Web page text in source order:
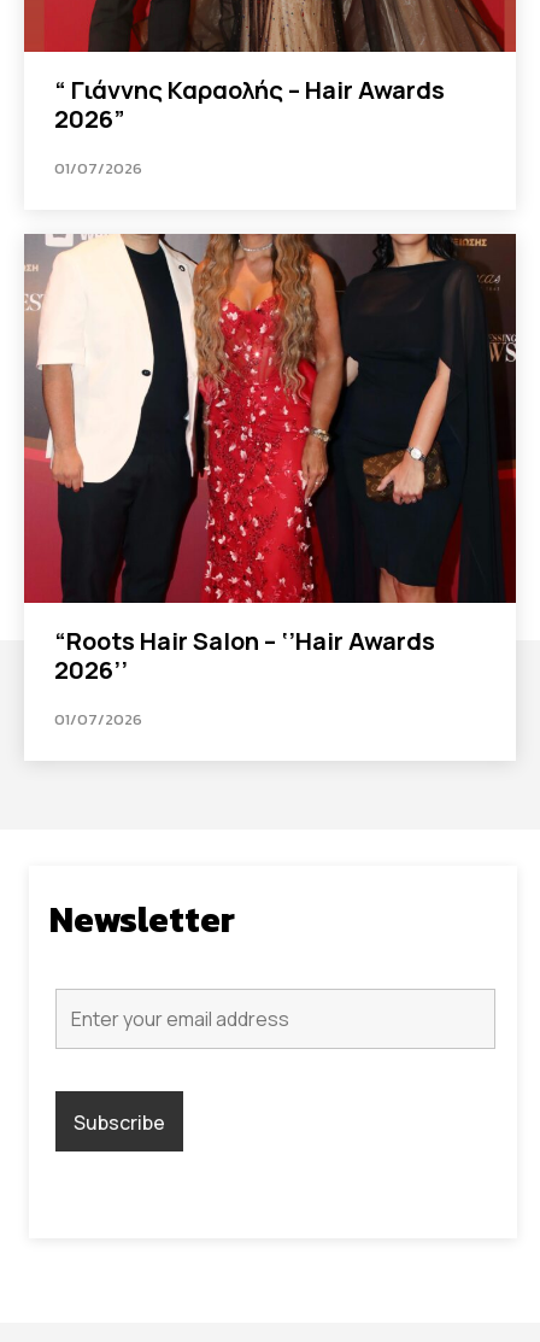
“ Γιάννης Καραολής – Hair Awards
2026”
01/07/2026
“Roots Hair Salon – ‘’Hair Awards
2026’’
01/07/2026
Newsletter